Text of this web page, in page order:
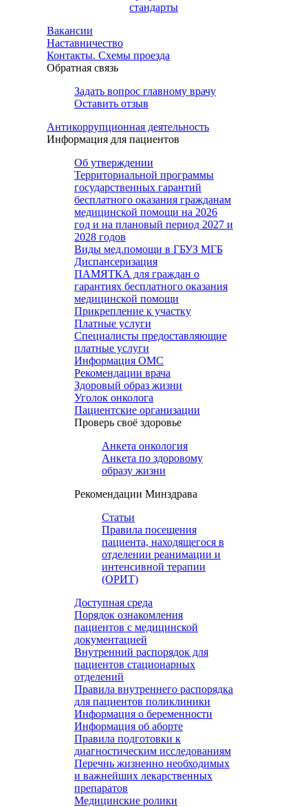
стандарты
Вакансии
Наставничество
Контакты. Схемы проезда
Обратная связь
Задать вопрос главному врачу
Оставить отзыв
Антикоррупционная деятельность
Информация для пациентов
Об утверждении
Территориальной программы
государственных гарантий
бесплатного оказания гражданам
медицинской помощи на 2026
год и на плановый период 2027 и
2028 годов
Виды мед.помощи в ГБУЗ МГБ
Диспансеризация
ПАМЯТКА для граждан о
гарантиях бесплатного оказания
медицинской помощи
Прикрепление к участку
Платные услуги
Специалисты предоставляющие
платные услуги
Информация ОМС
Рекомендации врача
Здоровый образ жизни
Уголок онколога
Пациентские организации
Проверь своё здоровье
Анкета онкология
Анкета по здоровому
образу жизни
Рекомендации Минздрава
Статьи
Правила посещения
пациента, находящегося в
отделении реанимации и
интенсивной терапии
(ОРИТ)
Доступная среда
Порядок ознакомления
пациентов с медицинской
документацией
Внутренний распорядок для
пациентов стационарных
отделений
Правила внутреннего распорядка
для пациентов поликлиники
Информация о беременности
Информация об аборте
Правила подготовки к
диагностическим исследованиям
Перечнь жизненно необходимых
и важнейших лекарственных
препаратов
Медицинские ролики